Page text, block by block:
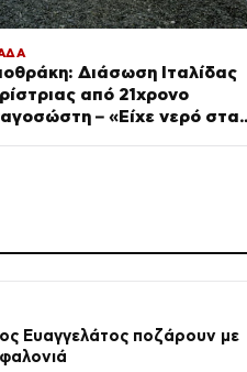
Διάσωση Ιταλίδας
από 21χρονο
– «Είχε νερό στα
Ευαγγελάτος ποζάρουν με